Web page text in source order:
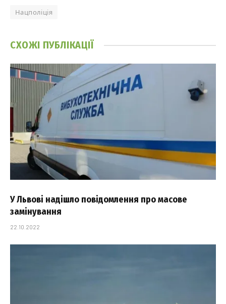
Нацполіція
СХОЖІ ПУБЛІКАЦІЇ
У Львові надішло повідомлення про масове
замінування
22.10.2022